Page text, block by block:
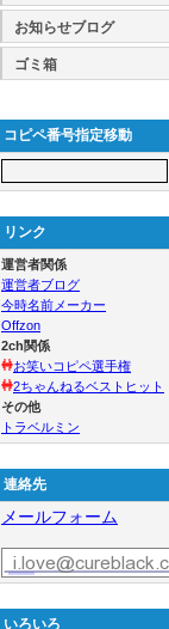
お知らせブログ
ゴミ箱
コピペ番号指定移動
リンク
運営者関係
運営者ブログ
今時名前メーカー
Offzon
2ch関係
お笑いコピペ選手権
2ちゃんねるベストヒット
その他
トラベルミン
連絡先
メールフォーム
いろいろ